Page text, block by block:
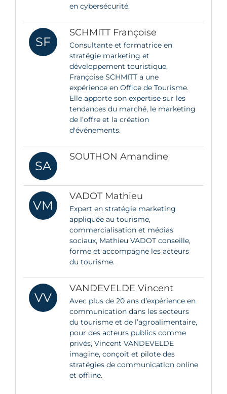
en cybersécurité.
SF
SCHMITT Françoise
Consultante et formatrice en
stratégie marketing et
développement touristique,
Françoise SCHMITT a une
expérience en Office de Tourisme.
Elle apporte son expertise sur les
tendances du marché, le marketing
de l’offre et la création
d'événements.
SA
SOUTHON Amandine
VM
VADOT Mathieu
Expert en stratégie marketing
appliquée au tourisme,
commercialisation et médias
sociaux, Mathieu VADOT conseille,
forme et accompagne les acteurs
du tourisme.
VV
VANDEVELDE Vincent
Avec plus de 20 ans d’expérience en
communication dans les secteurs
du tourisme et de l’agroalimentaire,
pour des acteurs publics comme
privés, Vincent VANDEVELDE
imagine, conçoit et pilote des
stratégies de communication online
et offline.